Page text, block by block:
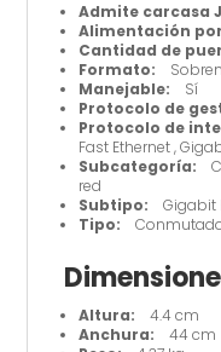
Admite carcasa
Alimentación
Cantidad de
Formato:
Manejable: Sí
Protocolo de
Protocolo de
Fast Ethernet ,
Subcategoría:
red
Subtipo: Gigabit
Tipo:
Altura: 4.4 cm
Anchura: 44 cm